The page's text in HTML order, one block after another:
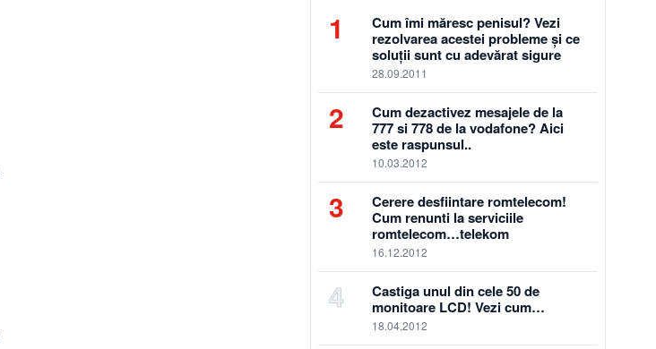
1
Cum îmi măresc penisul? Vezi
rezolvarea acestei probleme și ce
soluții sunt cu adevărat sigure
28.09.2011
2
Cum dezactivez mesajele de la
777 si 778 de la vodafone? Aici
este raspunsul..
10.03.2012
3
Cerere desfiintare romtelecom!
Cum renunti la serviciile
romtelecom…telekom
16.12.2012
4
Castiga unul din cele 50 de
monitoare LCD! Vezi cum…
18.04.2012